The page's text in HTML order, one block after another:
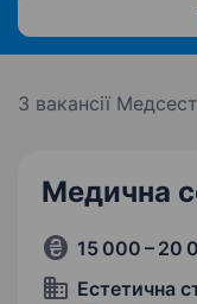
3 вакансії
Медична
15 000 – 20
Естетична